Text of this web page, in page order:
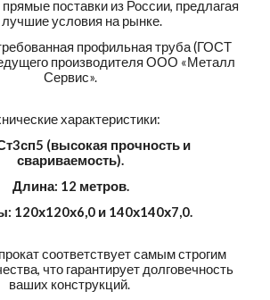
поставки из России, предлагая
условия на рынке.
профильная труба (ГОСТ
производителя ООО «Металл
Сервис».
характеристики:
(высокая прочность и
свариваемость).
Длина: 12 метров.
120х120х6,0 и 140х140х7,0.
соответствует самым строгим
что гарантирует долговечность
ваших конструкций.